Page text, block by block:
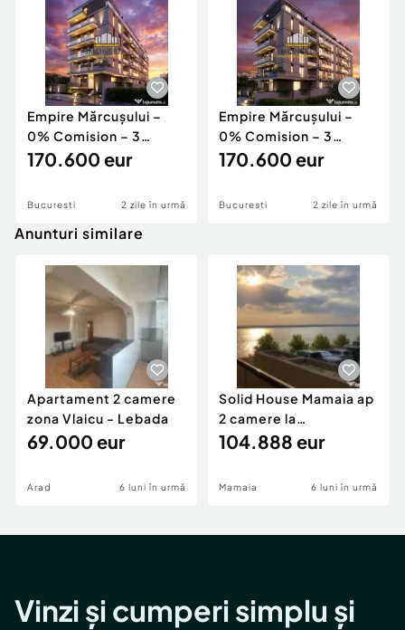
Empire Mărcușului –
0% Comision – 3
camere, imobil pre
170.600 eur
Bucuresti 2 zile în urmă
Empire Mărcușului –
0% Comision – 3
camere, imobil pre
170.600 eur
Bucuresti 2 zile în urmă
Anunturi similare
Apartament 2 camere
zona Vlaicu - Lebada
69.000 eur
Arad 6 luni în urmă
Solid House Mamaia ap
2 camere la
cheie,langa Mega
104.888 eur
Mamaia 6 luni în urmă
Vinzi și cumperi simplu și